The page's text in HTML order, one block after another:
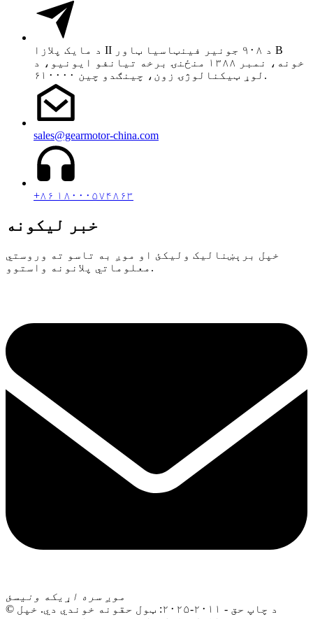
د مایک پلازا II د ۹۰۸ جونیر فینټاسیا ټاور B
خونه، نمبر ۱۳۸۸ منځنۍ برخه تیانفو ایونیو، د
لوړ ټیکنالوژۍ زون، چینګدو چین ۶۱۰۰۰۰.
sales@gearmotor-china.com
+۸۶ ۱۸۰۰۰۵۷۴۸۶۳
خبر لیکونه
خپل برېښنالیک ولیکئ او موږ به تاسو ته وروستي
معلوماتي پلانونه واستوو.
موږ سره اړیکه ونیسئ
© د چاپ حق - ۲۰۱۱-۲۰۲۵: ټول حقونه خوندي دي. خپل